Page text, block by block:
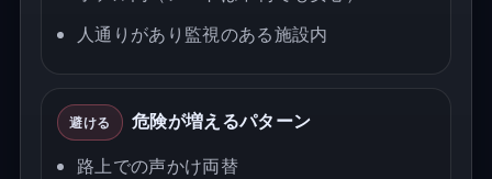
人通りがあり監視のある施設内
避ける
危険が増えるパターン
路上での声かけ両替